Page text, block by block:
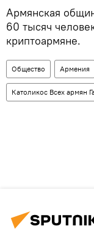
Армянская
60 тысяч
криптоармяне.
Общество Армения
Католикос Всех армян